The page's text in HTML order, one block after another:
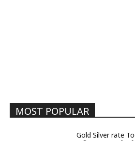
MOST POPULAR
Gold Silver rate